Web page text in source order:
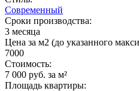
Современный
Сроки производства:
3 месяца
Цена за м2 (до указанного
7000
Стоимость:
7 000 руб. за м²
Площадь квартиры: